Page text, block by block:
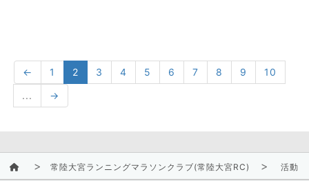
← 1 2 3 4 5 6 7 8 9
10
...
→
常陸大宮ランニングマラソンクラブ(常陸大宮RC) 活動